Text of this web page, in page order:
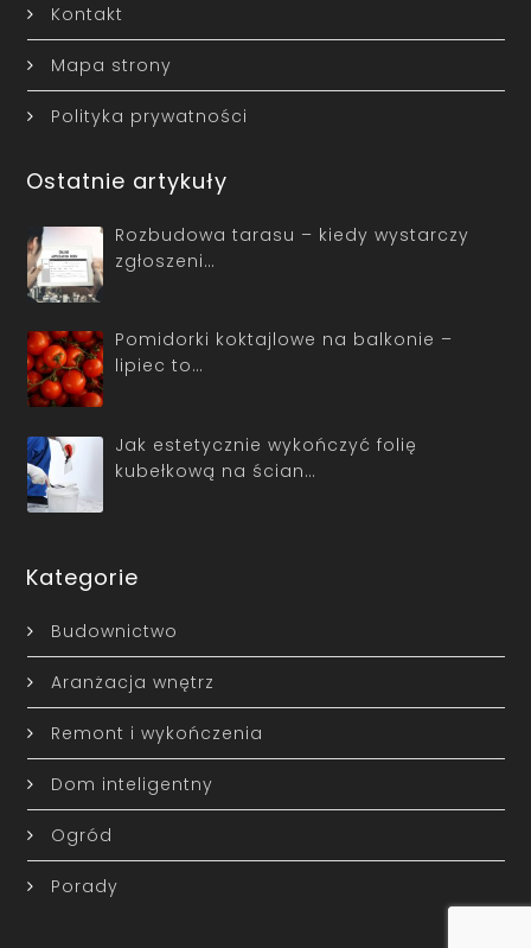
Kontakt
Mapa strony
Polityka prywatności
Ostatnie artykuły
Rozbudowa tarasu – kiedy wystarczy
zgłoszeni…
Pomidorki koktajlowe na balkonie –
lipiec to…
Jak estetycznie wykończyć folię
kubełkową na ścian…
Kategorie
Budownictwo
Aranżacja wnętrz
Remont i wykończenia
Dom inteligentny
Ogród
Porady